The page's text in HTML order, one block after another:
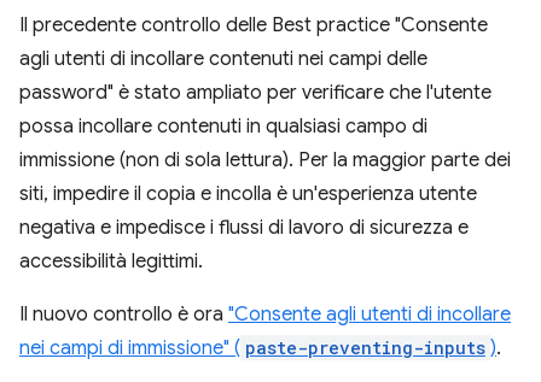
Il precedente controllo delle Best practice "Consente
agli utenti di incollare contenuti nei campi delle
password" è stato ampliato per verificare che l'utente
possa incollare contenuti in qualsiasi campo di
immissione (non di sola lettura). Per la maggior parte dei
siti, impedire il copia e incolla è un'esperienza utente
negativa e impedisce i flussi di lavoro di sicurezza e
accessibilità legittimi.
Il nuovo controllo è ora "Consente agli utenti di incollare
nei campi di immissione" ( paste-preventing-inputs ).